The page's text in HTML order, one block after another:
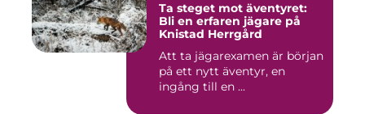
Ta steget mot äventyret:
Bli en erfaren jägare på
Knistad Herrgård
Att ta jägarexamen är början
på ett nytt äventyr, en
ingång till en ...